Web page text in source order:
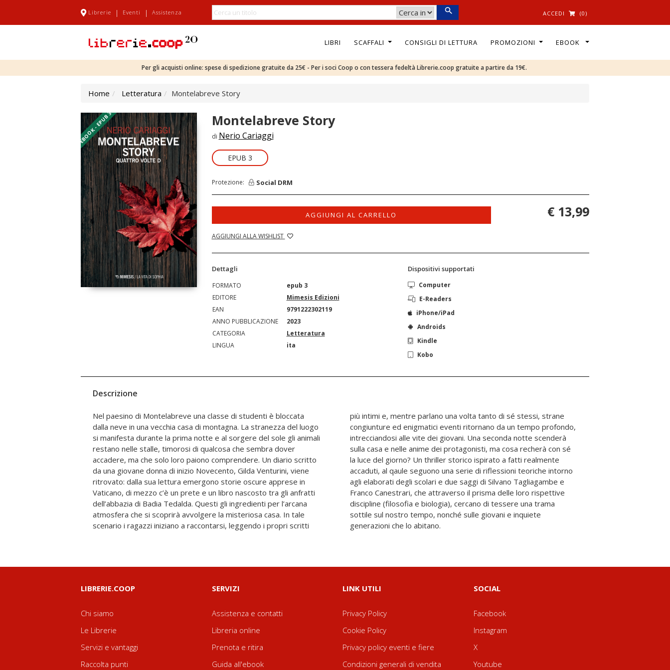
Librerie | Eventi | Assistenza ACCEDI (0)
LIBRI SCAFFALI CONSIGLI DI LETTURA PROMOZIONI EBOOK
Per gli acquisti online: spese di spedizione gratuite da 25€ - Per i soci Coop o con tessera fedeltà Librerie.coop gratuite a partire da 19€.
Home Letteratura Montelabreve Story
EBOOK - EPUB 3 Montelabreve Story
di Nerio Cariaggi
EPUB 3
Protezione: Social DRM
AGGIUNGI AL CARRELLO
AGGIUNGI ALLA WISHLIST
€ 13,99
Dettagli
FORMATO
epub 3
EDITORE
Mimesis Edizioni
EAN
9791222302119
ANNO PUBBLICAZIONE
2023
CATEGORIA
Letteratura
LINGUA
ita
Dispositivi supportati
Computer
E-Readers
iPhone/iPad
Androids
Kindle
Kobo
Descrizione
Nel paesino di Montelabreve una classe di studenti è bloccata
dalla neve in una vecchia casa di montagna. La stranezza del luogo
si manifesta durante la prima notte e al sorgere del sole gli animali
restano nelle stalle, timorosi di qualcosa che sembra dover
accadere, ma che solo loro paiono comprendere. Un diario scritto
da una giovane donna di inizio Novecento, Gilda Venturini, viene
ritrovato: dalla sua lettura emergono storie oscure apprese in
Vaticano, di mezzo c’è un prete e un libro nascosto tra gli anfratti
dell’abbazia di Badia Tedalda. Questi gli ingredienti per l’arcana
atmosfera che si scoprirà avvolgere la misteriosa casa. In tale
scenario i ragazzi iniziano a raccontarsi, leggendo i propri scritti
più intimi e, mentre parlano una volta tanto di sé stessi, strane
congiunture ed enigmatici eventi ritornano da un tempo profondo,
intrecciandosi alle vite dei giovani. Una seconda notte scenderà
sulla casa e nelle anime dei protagonisti, ma cosa recherà con sé
la luce del giorno? Un thriller storico ispirato a fatti realmente
accaduti, al qaule seguono una serie di riflessioni teoriche intorno
agli elaborati degli scolari e due saggi di Silvano Tagliagambe e
Franco Canestrari, che attraverso il prisma delle loro rispettive
discipline (filosofia e biologia), cercano di tessere una trama
sottile sul nostro tempo, nonché sulle giovani e inquiete
generazioni che lo abitano.
LIBRERIE.COOP
Chi siamo
Le Librerie
Servizi e vantaggi
Raccolta punti
SERVIZI
Assistenza e contatti
Libreria online
Prenota e ritira
Guida all'ebook
LINK UTILI
Privacy Policy
Cookie Policy
Privacy policy eventi e fiere
Condizioni generali di vendita
SOCIAL
Facebook
Instagram
X
Youtube